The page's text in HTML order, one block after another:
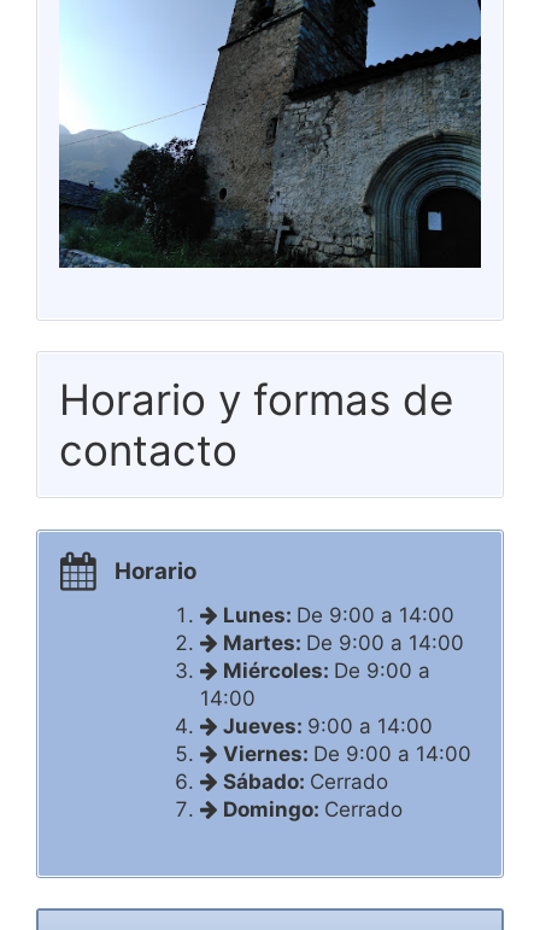
Horario y formas de
contacto
Horario
Lunes: De 9:00 a 14:00
Martes: De 9:00 a 14:00
Miércoles: De 9:00 a
14:00
Jueves: 9:00 a 14:00
Viernes: De 9:00 a 14:00
Sábado: Cerrado
Domingo: Cerrado